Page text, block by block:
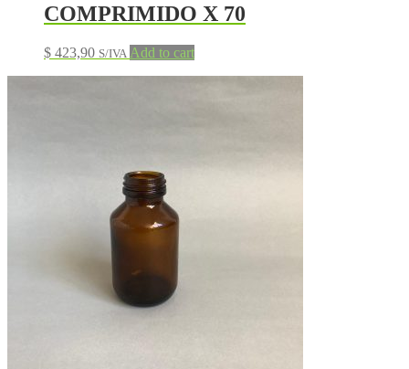
COMPRIMIDO X 70
$ 423,90 S/IVA Add to cart